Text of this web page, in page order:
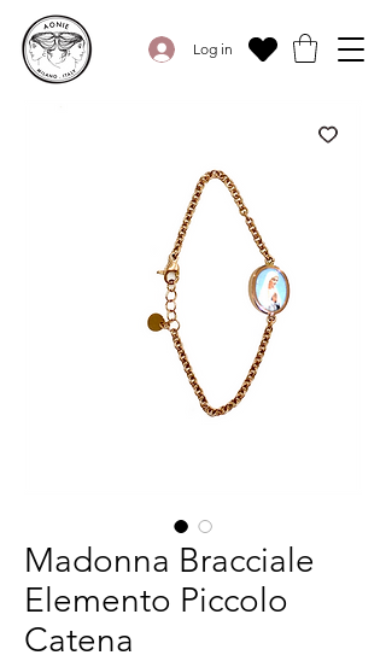
Log in
Madonna Bracciale
Elemento Piccolo
Catena